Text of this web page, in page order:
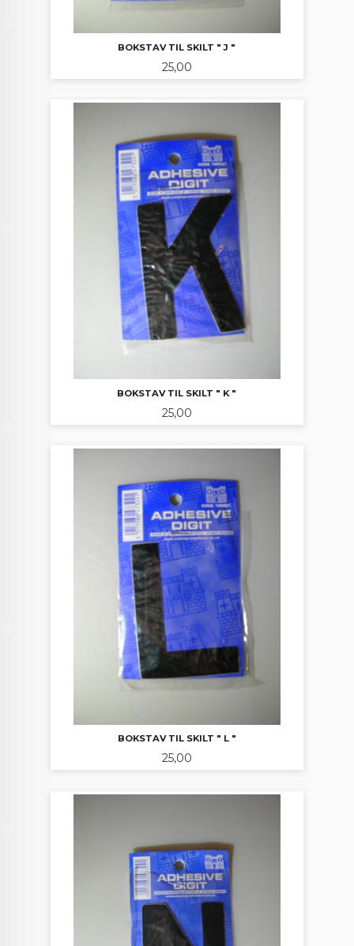
BOKSTAV TIL SKILT " J "
Pris
25,00
BOKSTAV TIL SKILT " K "
Pris
25,00
BOKSTAV TIL SKILT " L "
Pris
25,00